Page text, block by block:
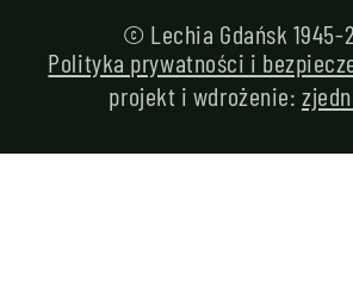
© Lechia Gdańsk 1945-
Polityka prywatności i
projekt i wdrożenie: